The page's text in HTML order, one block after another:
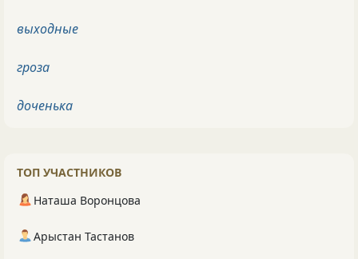
выходные
гроза
доченька
ТОП УЧАСТНИКОВ
Наташа Воронцова
Арыстан Тастанов